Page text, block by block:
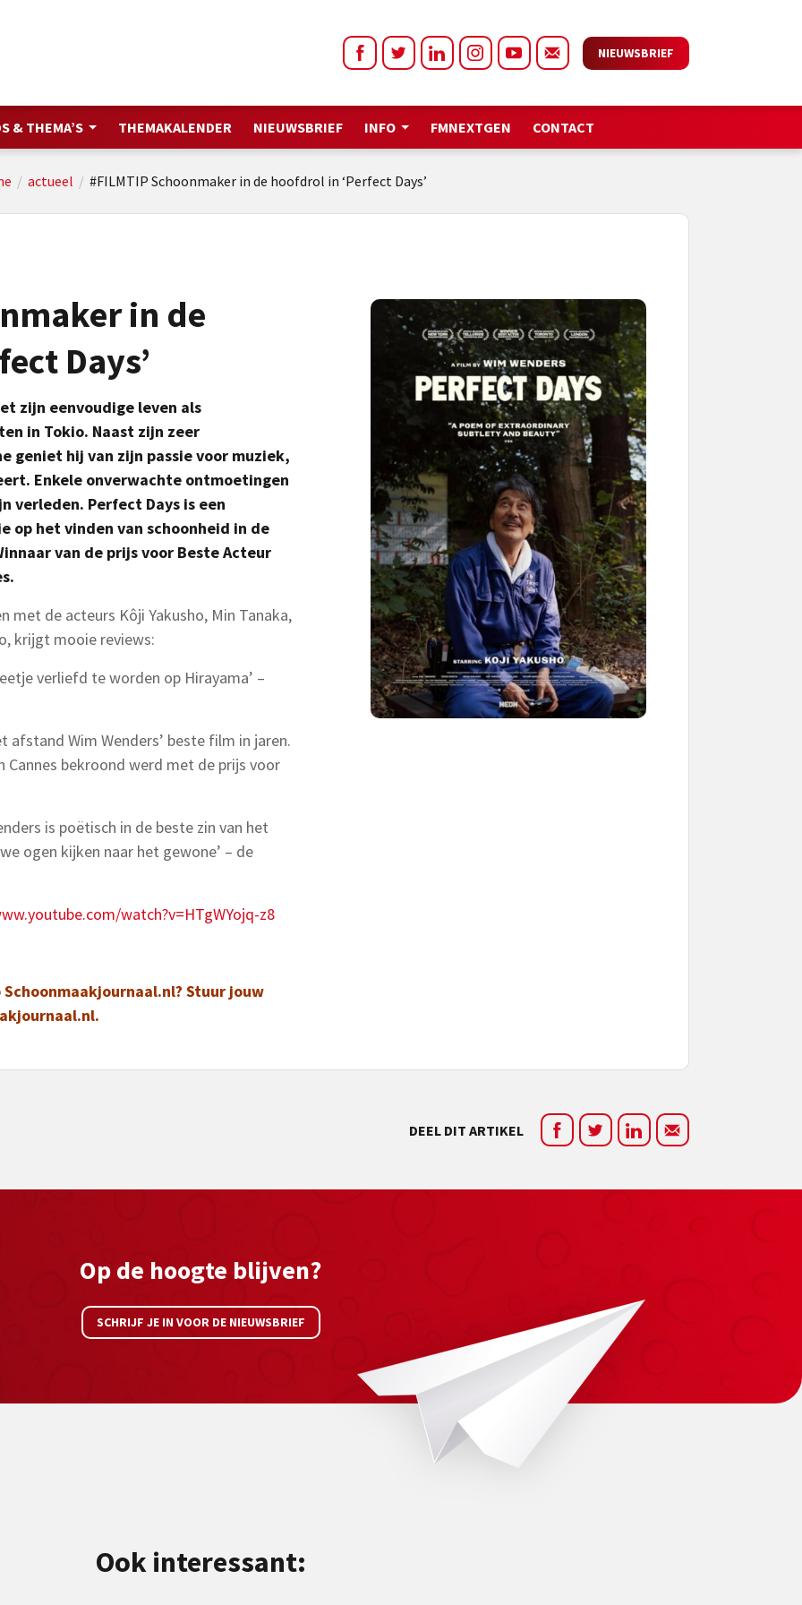
NIEUWSBRIEF
& THEMA’S THEMAKALENDER NIEUWSBRIEF INFO FMNEXTGEN CONTACT
/ actueel / #FILMTIP Schoonmaker in de hoofdrol in ‘Perfect Days’
in de
Days’
zijn eenvoudige leven als
in Tokio. Naast zijn zeer
geniet hij van zijn passie voor muziek,
Enkele onverwachte ontmoetingen
verleden. Perfect Days is een
op het vinden van schoonheid in de
van de prijs voor Beste Acteur
met de acteurs Kôji Yakusho, Min Tanaka,
krijgt mooie reviews:
verliefd te worden op Hirayama’ –
Wim Wenders’ beste film in jaren.
Cannes bekroond werd met de prijs voor
is poëtisch in de beste zin van het
ogen kijken naar het gewone’ – de
watch?v=HTgWYojq-z8
Stuur jouw
.
DEEL DIT ARTIKEL
Op de hoogte blijven?
SCHRIJF JE IN VOOR DE NIEUWSBRIEF
Ook interessant: